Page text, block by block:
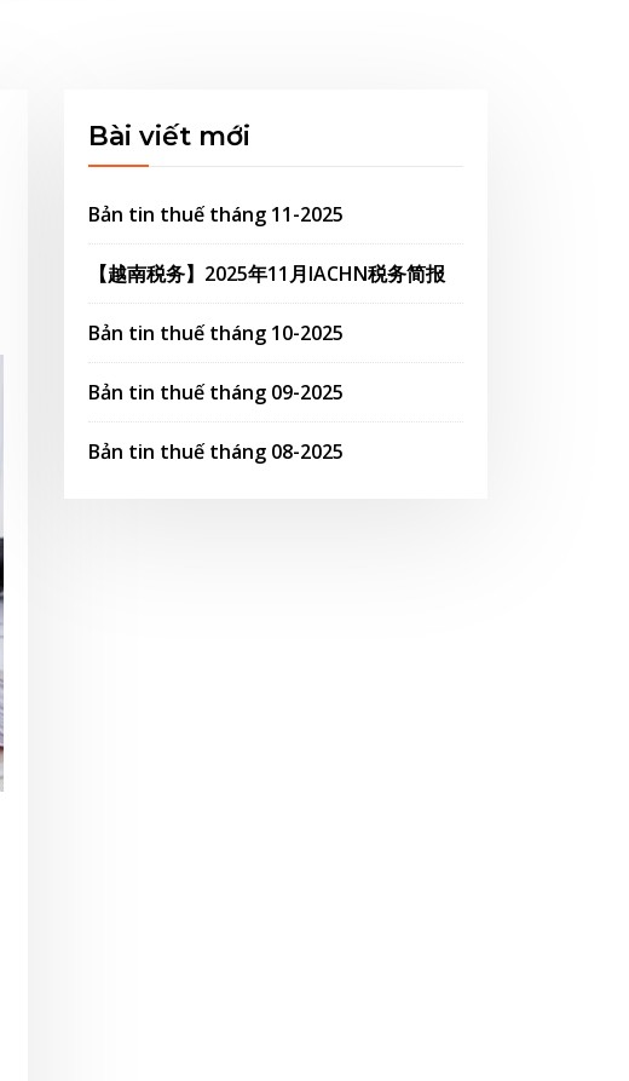
Bài viết mới
Bản tin thuế tháng 11-2025
【越南税务】2025年11月IACHN税务简报
Bản tin thuế tháng 10-2025
Bản tin thuế tháng 09-2025
Bản tin thuế tháng 08-2025